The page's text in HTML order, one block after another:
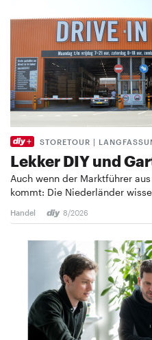
STORETOUR |
Lekker DIY und
Auch wenn der Marktführer
kommt: Die Niederländer
Handel 8/2026